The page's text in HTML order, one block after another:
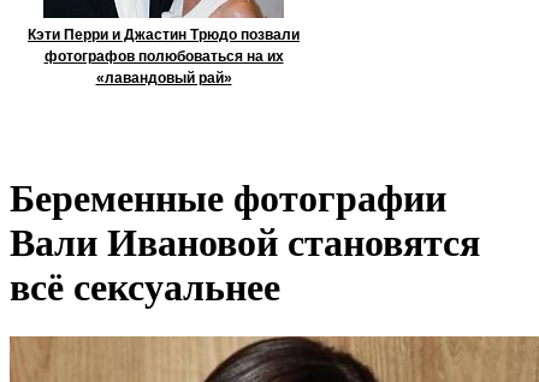
Кэти Перри и Джастин Трюдо позвали
фотографов полюбоваться на их
«лавандовый рай»
Беременные фотографии
Вали Ивановой становятся
всё сексуальнее